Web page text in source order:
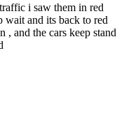
i saw them in red
wait and its back to red
, and the cars keep stand